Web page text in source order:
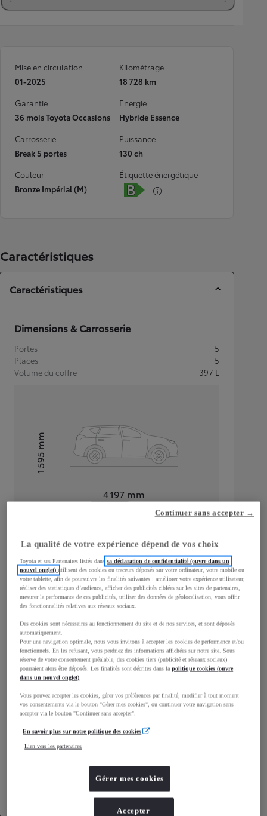
Mise en circulation
01-2025
Kilométrage
18 728 km
Garantie
36 mois Toyota Occasions
Energie
Hybride Essence
Carrosserie
Break 5 portes
Puissance
130 ch
Couleur
Bronze Impérial (M)
Étiquette énergétique
Caractéristiques
Caractéristiques
Dimensions & Carrosserie
Portes
5
Places
5
Volume du coffre
397 L
4 197 mm
Hauteur1 595
mm
Largeur
1 765mm
Consommation mixte
Émissions CO2 102g/km
Performances
Vitesse maximale
Accélération 0-100km/h
Roues motrices avant
Boîte automatique
La qualité de votre expérience dépend de vos choix
Toyota et ses Partenaires listés danssa déclaration de confidentialité (ouvre dans un
nouvel onglet)utilisent des cookies ou traceurs déposés sur votre ordinateur, votre mobile ou
votre tablette, afin de poursuivre les finalités suivantes : améliorer votre expérience utilisateur,
réaliser des statistiques d’audience, afficher des publicités ciblées sur les sites de partenaires,
mesurer la performance de ces publicités, utiliser des données de géolocalisation, vous offrir
des fonctionnalités relatives aux réseaux sociaux.
Des cookies sont nécessaires au fonctionnement du site et de nos services, et sont déposés
automatiquement.
Pour une navigation optimale, nous vous invitons à accepter les cookies de performance et/ou
fonctionnels. En les refusant, vous perdriez des informations affichées sur notre site. Sous
réserve de votre consentement préalable, des cookies tiers (publicité et réseaux sociaux)
pourraient alors être déposés. Les finalités sont décrites dans lapolitique cookies (ouvre
dans un nouvel onglet).
Vous pouvez accepter les cookies, gérer vos préférences par finalité, modifier à tout moment
vos consentements via le bouton "Gérer mes cookies", ou continuer votre navigation sans
accepter via le bouton "Continuer sans accepter".
En savoir plus sur notre politique des cookies
Lien vers les partenaires
Gérer mes cookies
Continuer sans accepter →
Accepter